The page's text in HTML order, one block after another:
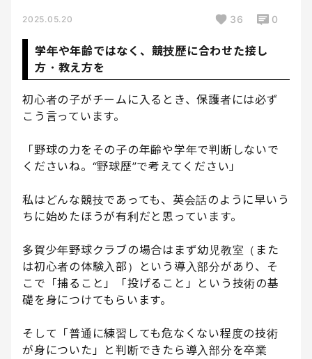
2025.05.20 36 0
学年や年齢ではなく、競技歴に合わせた接し
方・教え方を
初心者の子がチームに入るとき、保護者には必ず
こう言っています。
「野球の力をその子の年齢や学年で判断しないで
くださいね。“野球歴”で考えてください」
私はどんな競技であっても、英会話のように早いう
ちに始めたほうが有利だと思っています。
多賀少年野球クラブの場合はまず幼児教室（また
は初心者の体験入部）という導入部分があり、そ
こで「捕ること」「投げること」という技術の基
礎を身につけてもらいます。
そして「普通に練習しても危なくない程度の技術
が身についた」と判断できたら導入部分を卒業